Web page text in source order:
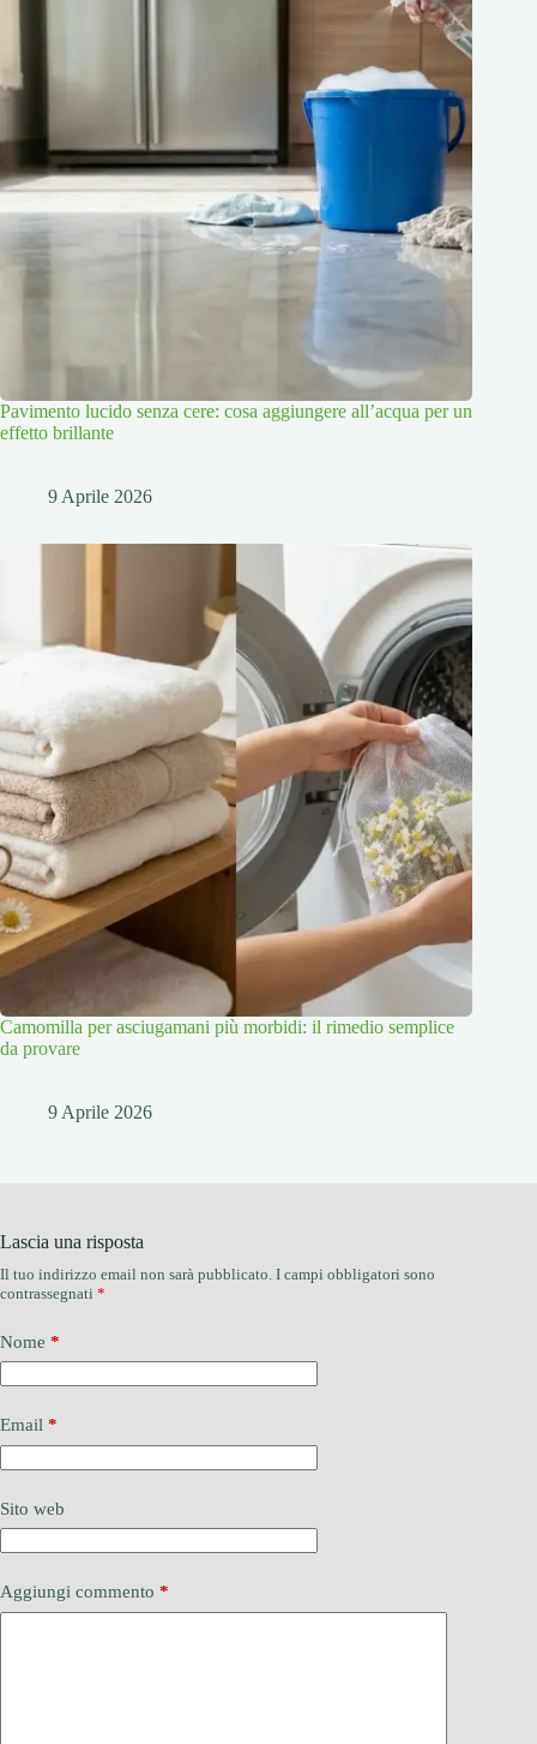
Pavimento lucido senza cere: cosa aggiungere all’acqua per un
effetto brillante
9 Aprile 2026
Camomilla per asciugamani più morbidi: il rimedio semplice
da provare
9 Aprile 2026
Lascia una risposta
Il tuo indirizzo email non sarà pubblicato. I campi obbligatori sono
contrassegnati *
Nome *
Email *
Sito web
Aggiungi commento *